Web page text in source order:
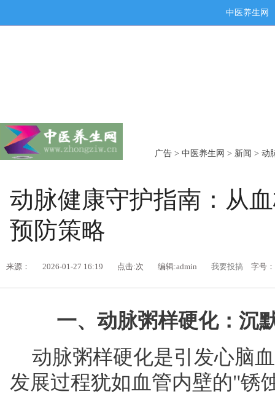
中医养生网
广告 > 中医养生网 > 新闻 > 动
动脉健康守护指南：从
预防策略
来源： 2026-01-27 16:19 点击:次 编辑:admin 我要投搞 字号：
一、动脉粥样硬化：沉
动脉粥样硬化是引发心脑
发展过程犹如血管内壁的"锈